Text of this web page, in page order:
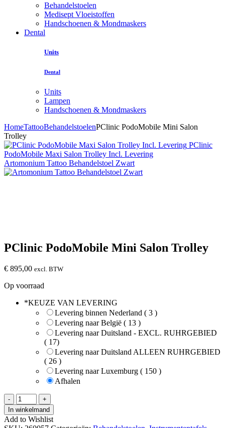
Behandelstoelen
Medisept Vloeistoffen
Handschoenen & Mondmaskers
Dental
Units
Dental
Units
Lampen
Handschoenen & Mondmaskers
HomeTattooBehandelstoelenPClinic PodoMobile Mini Salon
Trolley
PClinic
PodoMobile Maxi Salon Trolley Incl. Levering
Artomonium Tattoo Behandelstoel Zwart
PClinic PodoMobile Mini Salon Trolley
€ 895,00 excl. BTW
Op voorraad
*KEUZE VAN LEVERING
Levering binnen Nederland ( 3 )
Levering naar België ( 13 )
Levering naar Duitsland - EXCL. RUHRGEBIED
( 17)
Levering naar Duitsland ALLEEN RUHRGEBIED
( 26 )
Levering naar Luxemburg ( 150 )
Afhalen
-
PClinic
PodoMobile
Mini
Salon
+
In winkelmand
Add to Wishlist